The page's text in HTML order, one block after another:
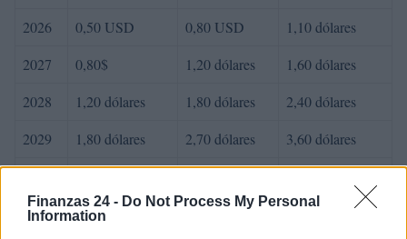
Finanzas 24 - Do Not Process My Personal
Information
2026
0,50 USD 0,80 USD
1,10 dólares
2027
0,80$ 1,20 dólares
1,60 dólares
2028
1,20 dólares 1,80 dólares
2,40 dólares
2029
1,80 dólares 2,70 dólares
3,60 dólares